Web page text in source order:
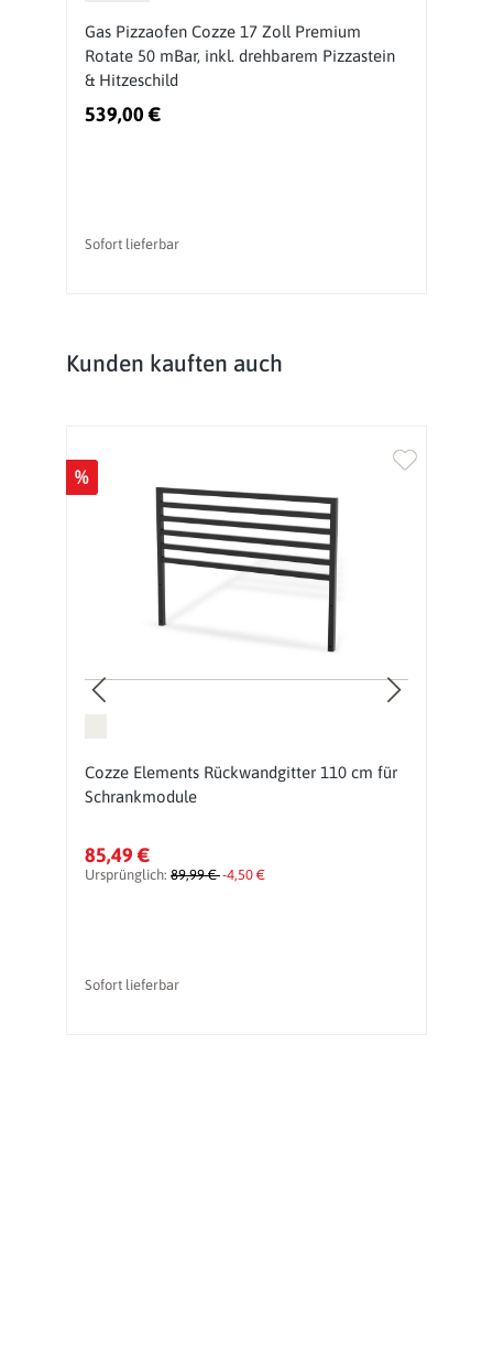
Gas Pizzaofen Cozze 17 Zoll Premium
Rotate 50 mBar, inkl. drehbarem Pizzastein
& Hitzeschild
539,00 €
Sofort lieferbar
Produktgalerie überspringen
Kunden kauften auch
%
Cozze Elements Rückwandgitter 110 cm für
Schrankmodule
85,49 €
Ursprünglich: 89,99 €-4,50 €
Sofort lieferbar